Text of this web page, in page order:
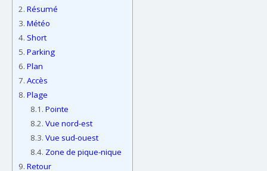
2. Résumé
3. Météo
4. Short
5. Parking
6. Plan
7. Accès
8. Plage
8.1. Pointe
8.2. Vue nord-est
8.3. Vue sud-ouest
8.4. Zone de pique-nique
9. Retour